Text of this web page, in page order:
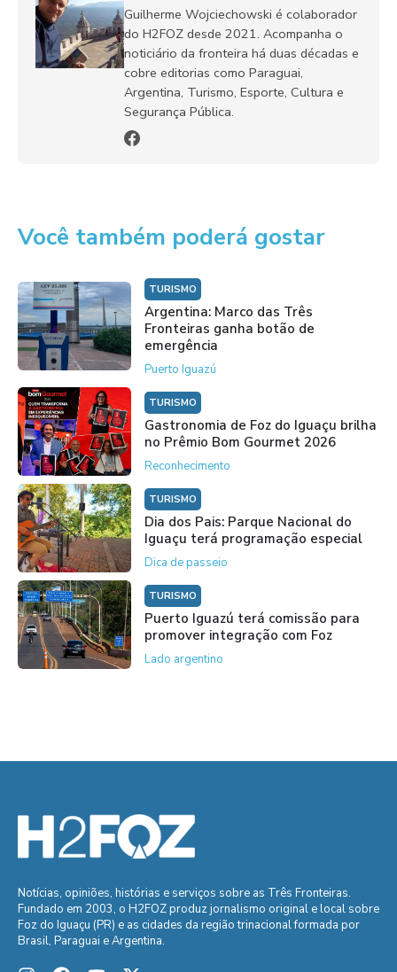
Guilherme Wojciechowski é colaborador
do H2FOZ desde 2021. Acompanha o
noticiário da fronteira há duas décadas e
cobre editorias como Paraguai,
Argentina, Turismo, Esporte, Cultura e
Segurança Pública.
Você também poderá gostar
TURISMO
Argentina: Marco das Três
Fronteiras ganha botão de
emergência
Puerto Iguazú
TURISMO
Gastronomia de Foz do Iguaçu brilha
no Prêmio Bom Gourmet 2026
Reconhecimento
TURISMO
Dia dos Pais: Parque Nacional do
Iguaçu terá programação especial
Dica de passeio
TURISMO
Puerto Iguazú terá comissão para
promover integração com Foz
Lado argentino
Notícias, opiniões, histórias e serviços sobre as Três Fronteiras.
Fundado em 2003, o H2FOZ produz jornalismo original e local sobre
Foz do Iguaçu (PR) e as cidades da região trinacional formada por
Brasil, Paraguai e Argentina.